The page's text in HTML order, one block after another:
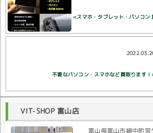
«スマホ・タブレット・パソコン
不要なパソコン・スマホなど買取ります
VIT-SHOP 富山店
富山県富山市婦中町